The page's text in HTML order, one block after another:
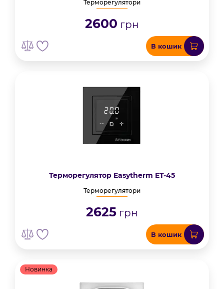
Терморегулятори
2600 грн
В кошик
Терморегулятор Easytherm ET-45
Терморегулятори
2625 грн
В кошик
Новинка